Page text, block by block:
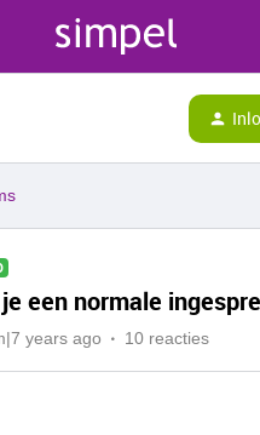
een normale
years ago 10 reacties